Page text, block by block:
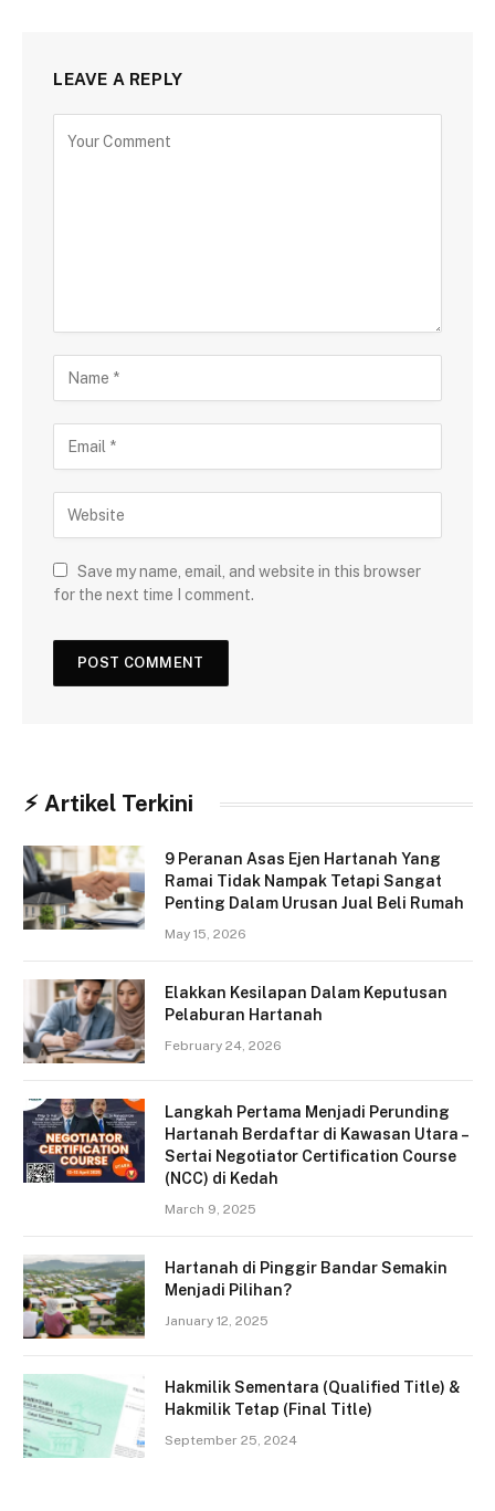
LEAVE A REPLY
Save my name, email, and website in this browser
for the next time I comment.
⚡︎ Artikel Terkini
9 Peranan Asas Ejen Hartanah Yang
Ramai Tidak Nampak Tetapi Sangat
Penting Dalam Urusan Jual Beli Rumah
May 15, 2026
Elakkan Kesilapan Dalam Keputusan
Pelaburan Hartanah
February 24, 2026
Langkah Pertama Menjadi Perunding
Hartanah Berdaftar di Kawasan Utara –
Sertai Negotiator Certification Course
(NCC) di Kedah
March 9, 2025
Hartanah di Pinggir Bandar Semakin
Menjadi Pilihan?
January 12, 2025
Hakmilik Sementara (Qualified Title) &
Hakmilik Tetap (Final Title)
September 25, 2024